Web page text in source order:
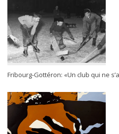
Fribourg-Gottéron: «Un club qui ne